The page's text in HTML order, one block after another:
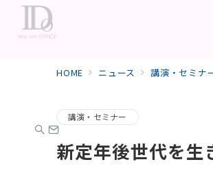
HOME ニュース 講演・セミナ
講演・セミナー
新定年後世代を